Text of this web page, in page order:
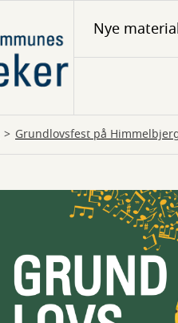
Nye
Grundlovsfest på